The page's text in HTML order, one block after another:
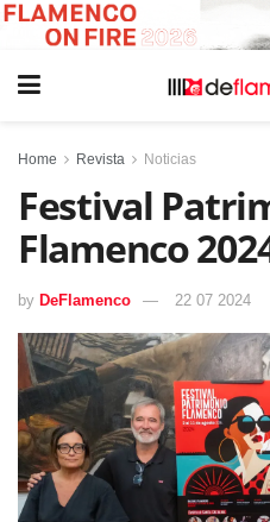
Home Revista Noticias
Festival
Flamenco
by DeFlamenco 22 07 2024